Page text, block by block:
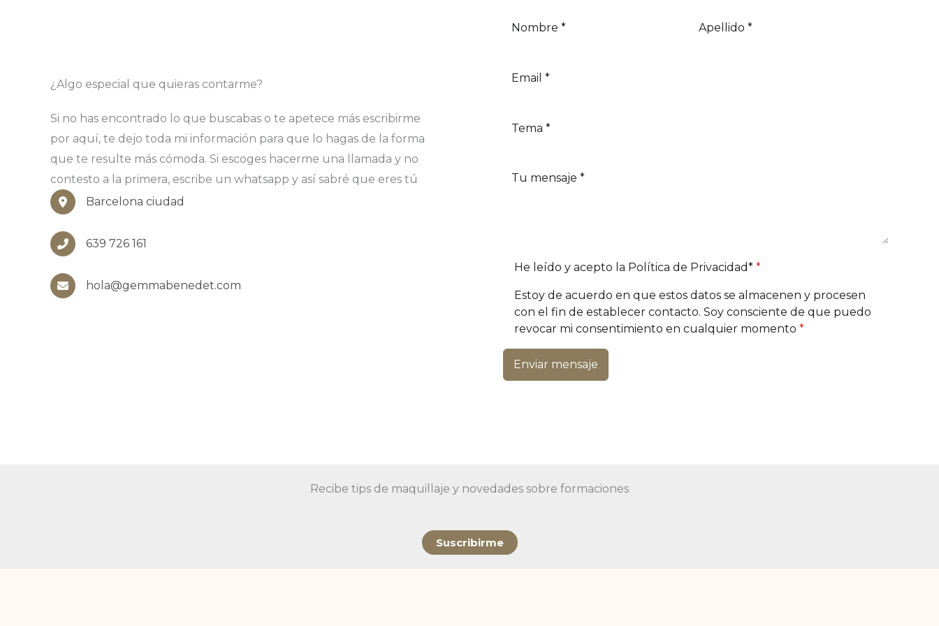
¿Algo especial que quieras contarme?
Si no has encontrado lo que buscabas o te apetece más escribirme
por aquí, te dejo toda mi información para que lo hagas de la forma
que te resulte más cómoda. Si escoges hacerme una llamada y no
contesto a la primera, escribe un whatsapp y así sabré que eres tú
Barcelona ciudad
639 726 161
hola@gemmabenedet.com
He leído y acepto la Política de Privacidad* *
Estoy de acuerdo en que estos datos se almacenen y procesen
con el fin de establecer contacto. Soy consciente de que puedo
revocar mi consentimiento en cualquier momento *
Enviar mensaje
Recibe tips de maquillaje y novedades sobre formaciones
Suscribirme